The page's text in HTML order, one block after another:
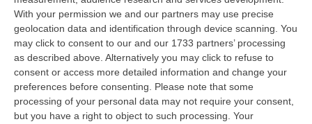
With your permission we and our partners may use precise
geolocation data and identification through device scanning. You
may click to consent to our and our 1733 partners’ processing
as described above. Alternatively you may click to refuse to
consent or access more detailed information and change your
preferences before consenting. Please note that some
processing of your personal data may not require your consent,
but you have a right to object to such processing. Your
Meteo, Ondata Di Caldo Estremo Fino A Ferragosto
“Nella giornata di oggi ancora temporali, in alcuni casi molto intensi, sui
rilievi di Alpi e Appennini, e in locale estensione fin verso le…
09 Agosto, 15:10
Razionalizzazione Della Spesa Sanitaria E Acquisti Sotto Controllo.
La Strategia “anti-Sprechi” Della Regione